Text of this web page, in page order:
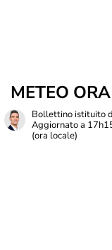
METEO
Bollettino istituito
Aggiornato a
(ora locale)